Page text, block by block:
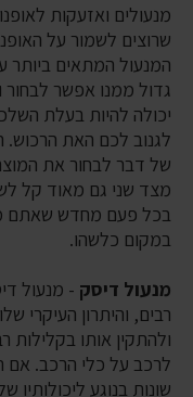
מנעולים ואזעקות
שרוצים לשמור על
המנעול המתאים ביותר
גדול ממנו אפשר לבחור
יכולה להיות בעלת
לגנוב לכם האת הרכוש.
של דבר לבחור את
מצד שני גם מאוד קל
בכל פעם מחדש שאתם
במקום כלשהו.
מנעול דיסק - מנעול
רבים, והיתרון העיקרי
ולהתקין אותו בקלילות
לרכב על כלי הרכב. אם
שונות בנוגע